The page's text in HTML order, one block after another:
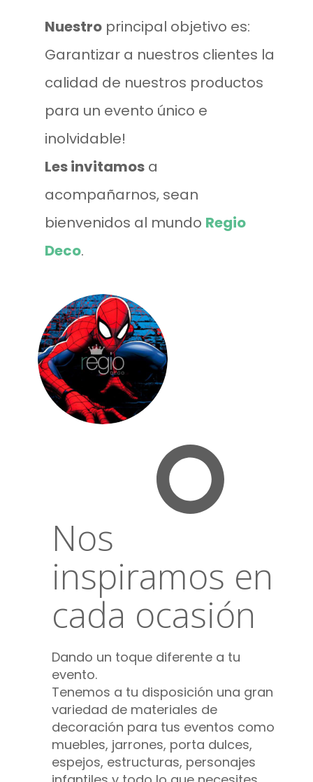
Nuestro principal objetivo es:
Garantizar a nuestros clientes la
calidad de nuestros productos
para un evento único e
inolvidable!
Les invitamos a
acompañarnos, sean
bienvenidos al mundo Regio
Deco.
Nos
inspiramos en
cada ocasión
Dando un toque diferente a tu
evento.
Tenemos a tu disposición una gran
variedad de materiales de
decoración para tus eventos como
muebles, jarrones, porta dulces,
espejos, estructuras, personajes